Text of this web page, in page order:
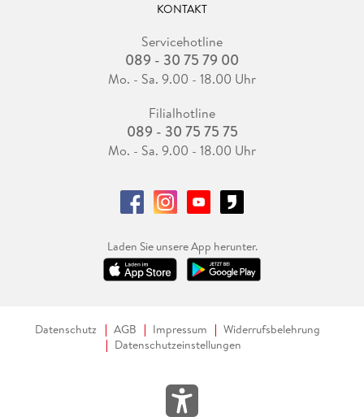
KONTAKT
Servicehotline
089 - 30 75 79 00
Mo. - Sa. 9.00 - 18.00 Uhr
Filialhotline
089 - 30 75 75 75
Mo. - Sa. 9.00 - 18.00 Uhr
Laden Sie unsere App herunter.
Datenschutz AGB Impressum
Widerrufsbelehrung
Datenschutzeinstellungen